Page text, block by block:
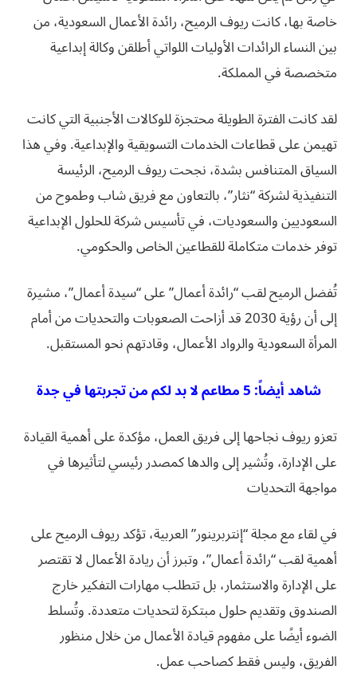
خاصة بها، كانت ريوف الرميح، رائدة الأعمال السعودية، من
بين النساء الرائدات الأوليات اللواتي أطلقن وكالة إبداعية
متخصصة في المملكة.
لقد كانت الفترة الطويلة محتجزة للوكالات الأجنبية التي كانت
تهيمن على قطاعات الخدمات التسويقية والإبداعية. وفي هذا
السياق المتنافس بشدة، نجحت ريوف الرميح، الرئيسة
التنفيذية لشركة “نثار”، بالتعاون مع فريق شاب وطموح من
السعوديين والسعوديات، في تأسيس شركة للحلول الإبداعية
توفر خدمات متكاملة للقطاعين الخاص والحكومي.
تُفضل الرميح لقب “رائدة أعمال” على “سيدة أعمال”، مشيرة
إلى أن رؤية 2030 قد أزاحت الصعوبات والتحديات من أمام
المرأة السعودية والرواد الأعمال، وقادتهم نحو المستقبل.
شاهد أيضاً: 5 مطاعم لا بد لكم من تجربتها في جدة
تعزو ريوف نجاحها إلى فريق العمل، مؤكدة على أهمية القيادة
على الإدارة، وتُشير إلى والدها كمصدر رئيسي لتأثيرها في
مواجهة التحديات
في لقاء مع مجلة “إنتربرينور” العربية، تؤكد ريوف الرميح على
أهمية لقب “رائدة أعمال”، وتبرز أن ريادة الأعمال لا تقتصر
على الإدارة والاستثمار، بل تتطلب مهارات التفكير خارج
الصندوق وتقديم حلول مبتكرة لتحديات متعددة. وتُسلط
الضوء أيضًا على مفهوم قيادة الأعمال من خلال منظور
الفريق، وليس فقط كصاحب عمل.